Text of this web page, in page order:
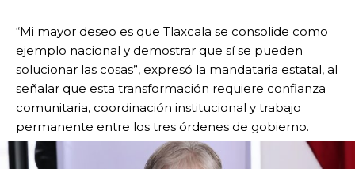
“Mi mayor deseo es que Tlaxcala se consolide como
ejemplo nacional y demostrar que sí se pueden
solucionar las cosas”, expresó la mandataria estatal, al
señalar que esta transformación requiere confianza
comunitaria, coordinación institucional y trabajo
permanente entre los tres órdenes de gobierno.